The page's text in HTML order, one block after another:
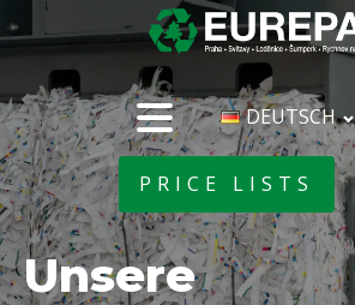
DEUTSCH
PRICE LISTS
Unsere